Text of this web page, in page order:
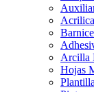
Arcilla
Hojas